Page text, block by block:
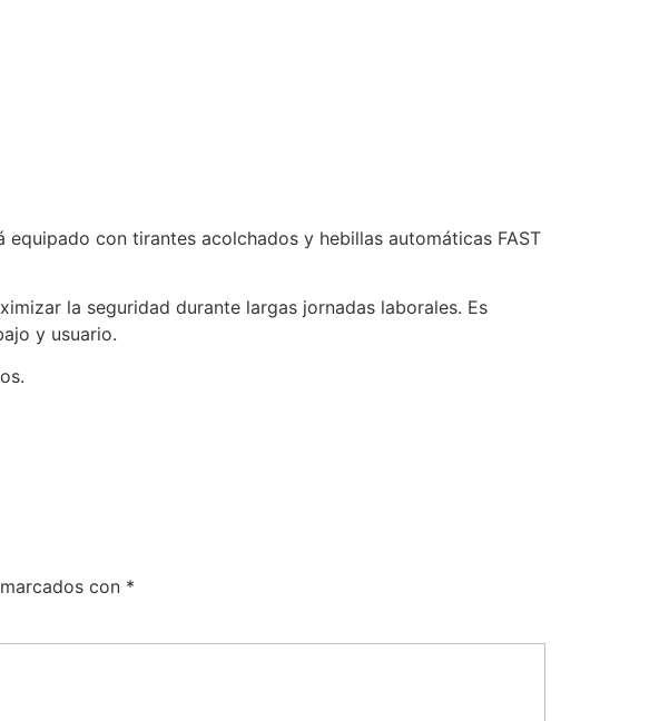
con tirantes acolchados y hebillas automáticas FAST
la seguridad durante largas jornadas laborales. Es
y usuario.
con *